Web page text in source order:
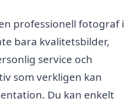
professionell fotograf i
bara kvalitetsbilder,
service och
som verkligen kan
Du kan enkelt